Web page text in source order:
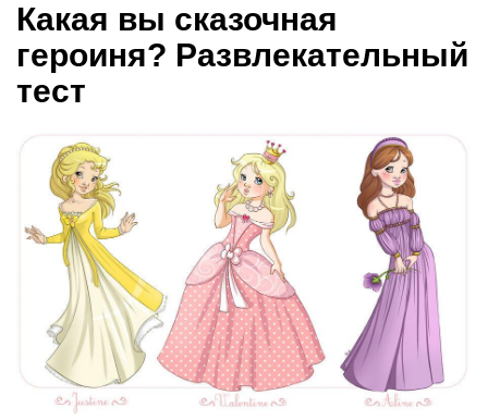
Какая вы сказочная
героиня? Развлекательный
тест